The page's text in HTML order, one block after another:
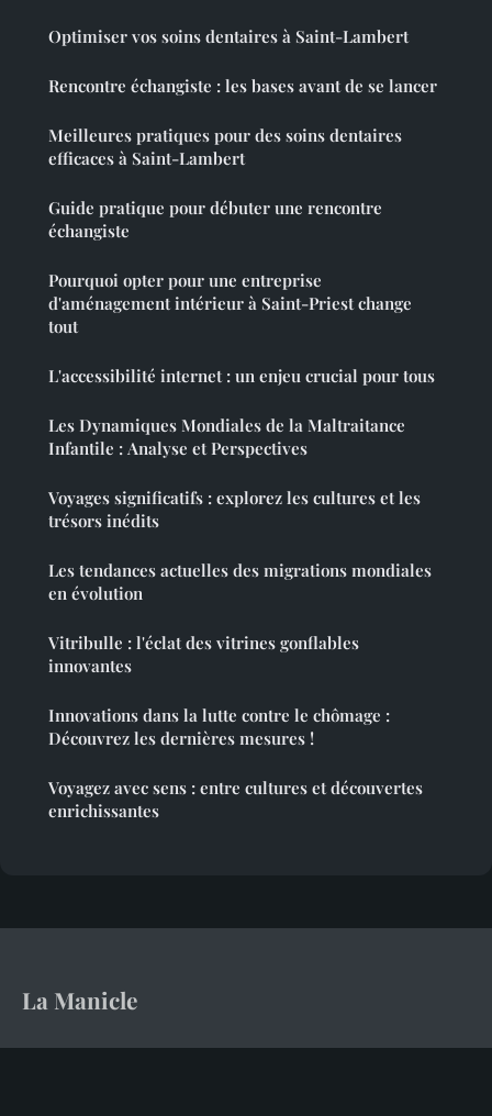
Optimiser vos soins dentaires à Saint-Lambert
Rencontre échangiste : les bases avant de se lancer
Meilleures pratiques pour des soins dentaires
efficaces à Saint-Lambert
Guide pratique pour débuter une rencontre
échangiste
Pourquoi opter pour une entreprise
d'aménagement intérieur à Saint-Priest change
tout
L'accessibilité internet : un enjeu crucial pour tous
Les Dynamiques Mondiales de la Maltraitance
Infantile : Analyse et Perspectives
Voyages significatifs : explorez les cultures et les
trésors inédits
Les tendances actuelles des migrations mondiales
en évolution
Vitribulle : l'éclat des vitrines gonflables
innovantes
Innovations dans la lutte contre le chômage :
Découvrez les dernières mesures !
Voyagez avec sens : entre cultures et découvertes
enrichissantes
La Manicle